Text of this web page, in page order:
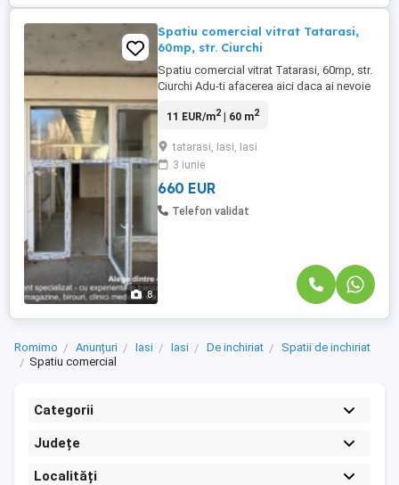
8
Spatiu comercial vitrat Tatarasi,
60mp, str. Ciurchi
Spatiu comercial vitrat Tatarasi, 60mp, str.
Ciurchi Adu-ti afacerea aici daca ai nevoie
pentru: productie, depozitare, magazin
nealimentara; eventual 2 cai de acces;
Tatarasi - str. Ciurchi 50; 60mp; 3,5-3,8mH;
Retea ...
11 EUR/m2| 60 m2
tatarasi, Iasi, Iasi
3 iunie
660 EUR
Telefon validat
Romimo Anunțuri Iasi Iasi De inchiriat
Spatii de inchiriat
Spatiu comercial
Categorii
Județe
Localități